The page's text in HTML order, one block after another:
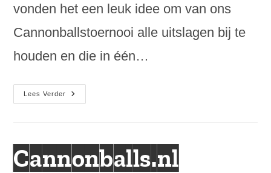
vonden het een leuk idee om van ons
Cannonballstoernooi alle uitslagen bij te
houden en die in één…
Lees Verder
Site-
Update:
Cannonballs.nl